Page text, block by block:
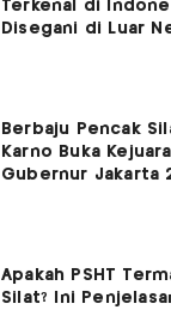
Terkenal di
Disegani di Luar
Berbaju Pencak
Karno Buka
Gubernur Jakarta
Apakah PSHT
Silat? Ini